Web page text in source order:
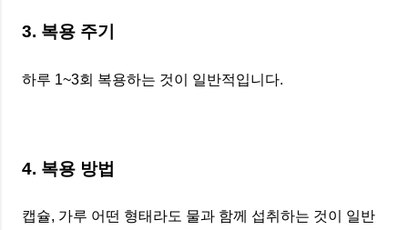
3. 복용 주기
하루 1~3회 복용하는 것이 일반적입니다.
4. 복용 방법
캡슐, 가루 어떤 형태라도 물과 함께 섭취하는 것이 일반